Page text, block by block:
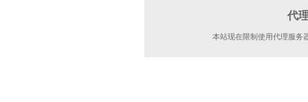
代
本站现在限制使用代理服务